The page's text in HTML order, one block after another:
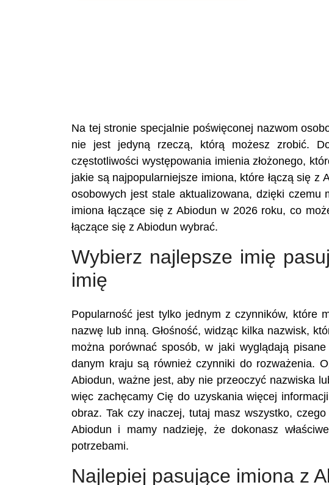
Na tej stronie specjalnie poświęconej nazwom
nie jest jedyną rzeczą, którą możesz zrobić.
częstotliwości występowania imienia złożonego,
jakie są najpopularniejsze imiona, które łączą się
osobowych jest stale aktualizowana, dzięki
imiona łączące się z Abiodun w 2026 roku, co
łączące się z Abiodun wybrać.
Wybierz najlepsze imię
imię
Popularność jest tylko jednym z czynników, które
nazwę lub inną. Głośność, widząc kilka nazwisk,
można porównać sposób, w jaki wyglądają
danym kraju są również czynniki do rozważenia.
Abiodun, ważne jest, aby nie przeoczyć nazwiska
więc zachęcamy Cię do uzyskania więcej
obraz. Tak czy inaczej, tutaj masz wszystko,
Abiodun i mamy nadzieję, że dokonasz
potrzebami.
Najlepiej pasujące imiona z